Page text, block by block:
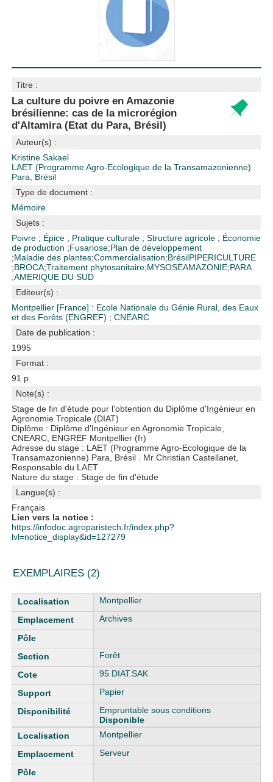
Titre :
La culture du poivre en Amazonie
brésilienne: cas de la microrégion
d'Altamira (Etat du Para, Brésil)
Auteur(s) :
Kristine Sakael
LAET (Programme Agro-Ecologique de la Transamazonienne)
Para, Brésil
Type de document :
Mémoire
Sujets :
Poivre ; Épice ; Pratique culturale ;Structure agricole ; Économie
de production ;Fusariose;Plan de développement
;Maladie des plantes;Commercialisation;BrésilPIPERICULTURE
;BROCA;Traitement phytosanitaire;MYSOSEAMAZONIE;PARA
;AMERIQUE DU SUD
Editeur(s) :
Montpellier [France] : Ecole Nationale du Génie Rural, des Eaux
et des Forêts (ENGREF) ;CNEARC
Date de publication :
1995
Format :
91 p.
Note(s) :
Stage de fin d'étude pour l'obtention du Diplôme d'Ingénieur en
Agronomie Tropicale (DIAT)
Diplôme : Diplôme d'Ingénieur en Agronomie Tropicale,
CNEARC, ENGREF Montpellier (fr)
Adresse du stage : LAET (Programme Agro-Ecologique de la
Transamazonienne) Para, Brésil . Mr Christian Castellanet,
Responsable du LAET
Nature du stage : Stage de fin d'étude
Langue(s) :
Français
Lien vers la notice :
https://infodoc.agroparistech.fr/index.php?
lvl=notice_display&id=127279
EXEMPLAIRES (2)
Liste des exemplaires
Montpellier
Archives
Forêt
95 DIAT.SAK
Papier
Empruntable sous conditions
Disponible
Montpellier
Serveur